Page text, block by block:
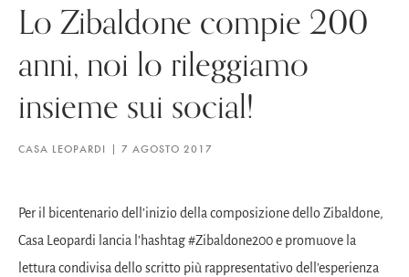
Lo Zibaldone compie 200
anni, noi lo rileggiamo
insieme sui social!
CASA LEOPARDI 7 AGOSTO 2017
Per il bicentenario dell’inizio della composizione dello Zibaldone,
Casa Leopardi lancia l’hashtag #Zibaldone200 e promuove la
lettura condivisa dello scritto più rappresentativo dell’esperienza